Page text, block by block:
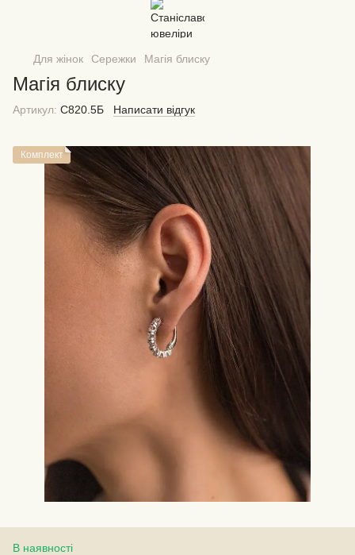
Для жінок Сережки Магія блиску
Магія блиску
Артикул: С820.5Б Написати відгук
Комплект
В наявності